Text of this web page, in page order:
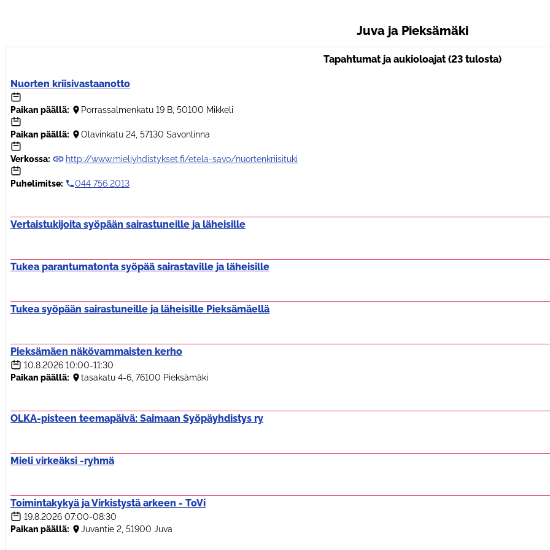
Juva ja Pieksämäki
Tapahtumat ja aukioloajat (23 tulosta)
Nuorten kriisivastaanotto
Paikan päällä: Porrassalmenkatu 19 B, 50100 Mikkeli
Paikan päällä: Olavinkatu 24, 57130 Savonlinna
Verkossa: http://www.mieliyhdistykset.fi/etela-savo/nuortenkriisituki
Puhelimitse: 044 756 2013
Vertaistukijoita syöpään sairastuneille ja läheisille
Tukea parantumatonta syöpää sairastaville ja läheisille
Tukea syöpään sairastuneille ja läheisille Pieksämäellä
Pieksämäen näkövammaisten kerho
10.8.2026 10:00-11:30
Paikan päällä:
tasakatu 4-6, 76100 Pieksämäki
OLKA-pisteen teemapäivä: Saimaan Syöpäyhdistys ry
Mieli virkeäksi -ryhmä
Toimintakykyä ja Virkistystä arkeen - ToVi
19.8.2026 07:00-08:30
Paikan päällä:
Juvantie 2, 51900 Juva